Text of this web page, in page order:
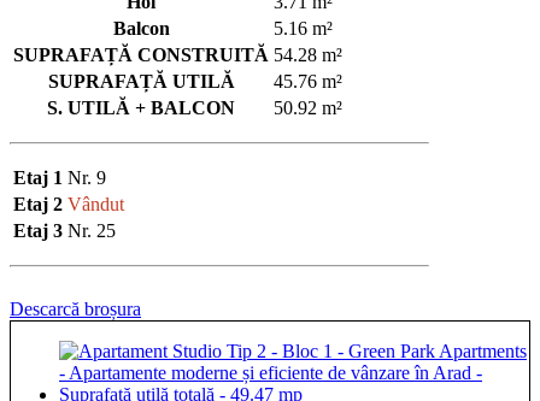
Balcon
5.16 m²
SUPRAFAȚĂ CONSTRUITĂ 54.28 m²
SUPRAFAȚĂ UTILĂ
45.76 m²
S. UTILĂ + BALCON
50.92 m²
Etaj 1 Nr. 9
Etaj 2 Vândut
Etaj 3 Nr. 25
Descarcă broșura